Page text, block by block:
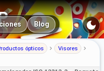
Blog
ópticos
Visores